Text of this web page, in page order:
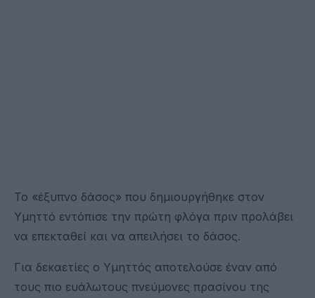
Το «έξυπνο δάσος» που δημιουργήθηκε στον
Υμηττό εντόπισε την πρώτη φλόγα πριν προλάβει
να επεκταθεί και να απειλήσει το δάσος.
Για δεκαετίες ο Υμηττός αποτελούσε έναν από
τους πιο ευάλωτους πνεύμονες πρασίνου της